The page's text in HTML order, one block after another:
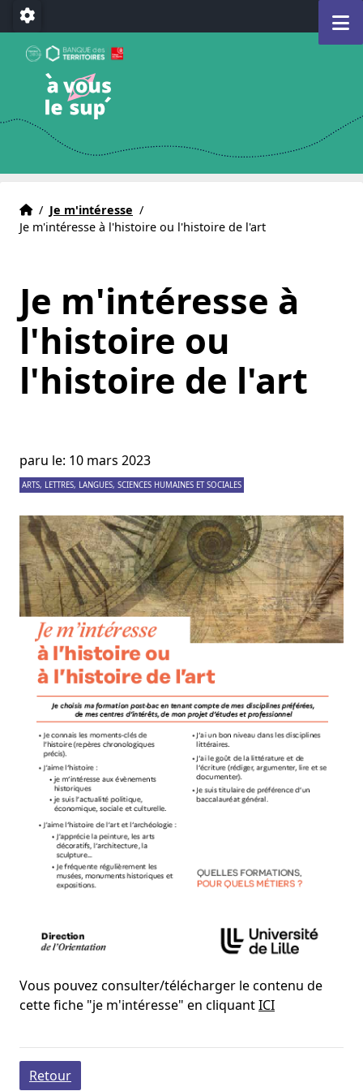
Aller au menu
Aller au contenu
Aller au pied de page
Paramétrage
A Vous le Sup
Déclencheur d'avenir(s)
Accueil
Accueil
/ Je m'intéresse /
Je m'intéresse à l'histoire ou l'histoire de l'art
Je m'intéresse à
l'histoire ou
l'histoire de l'art
paru le: 10 mars 2023
ARTS, LETTRES, LANGUES, SCIENCES HUMAINES ET SOCIALES
Vous pouvez consulter/télécharger le contenu de
cette fiche "je m'intéresse" en cliquantICI
Retour